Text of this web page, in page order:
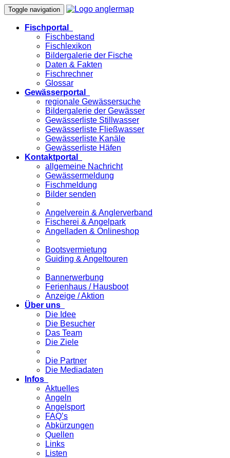
Toggle navigation
Fischportal
Fischbestand
Fischlexikon
Bildergalerie der Fische
Daten & Fakten
Fischrechner
Glossar
Gewässerportal
regionale Gewässersuche
Bildergalerie der Gewässer
Gewässerliste Stillwasser
Gewässerliste Fließwasser
Gewässerliste Kanäle
Gewässerliste Häfen
Kontaktportal
allgemeine Nachricht
Gewässermeldung
Fischmeldung
Bilder senden
Angelverein & Anglerverband
Fischerei & Angelpark
Angelladen & Onlineshop
Bootsvermietung
Guiding & Angeltouren
Bannerwerbung
Ferienhaus / Hausboot
Anzeige / Aktion
Über uns
Die Idee
Die Besucher
Das Team
Die Ziele
Die Partner
Die Mediadaten
Infos
Aktuelles
Angeln
Angelsport
FAQ’s
Abkürzungen
Quellen
Links
Listen